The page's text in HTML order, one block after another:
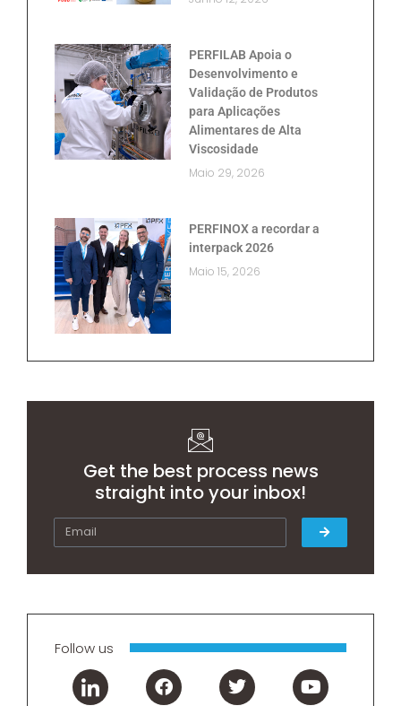
PERFILAB Apoia o
Desenvolvimento e
Validação de Produtos
para Aplicações
Alimentares de Alta
Viscosidade
Maio 29, 2026
PERFINOX a recordar a
interpack 2026
Maio 15, 2026
Get the best process news
straight into your inbox!
Follow us